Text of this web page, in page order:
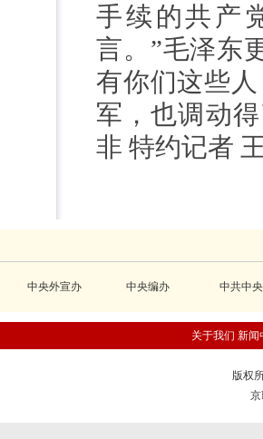
手续的共产
言。”毛泽东
有你们这些
军，也调动
非 特约记者
中央外宣办 中央编办 中共中
关于我们 新闻
版权
京